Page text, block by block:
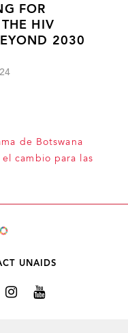
FOR
HIV
2030
de Botswana
cambio para las
UNAIDS